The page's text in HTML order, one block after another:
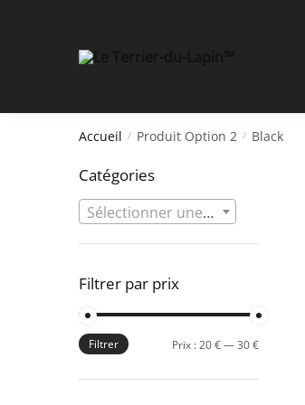
Accueil / Produit Option 2 / Black
Catégories
Sélectionner une catégorie
Filtrer par prix
Prix
Prix
Filtrer Prix :20 €—30 €